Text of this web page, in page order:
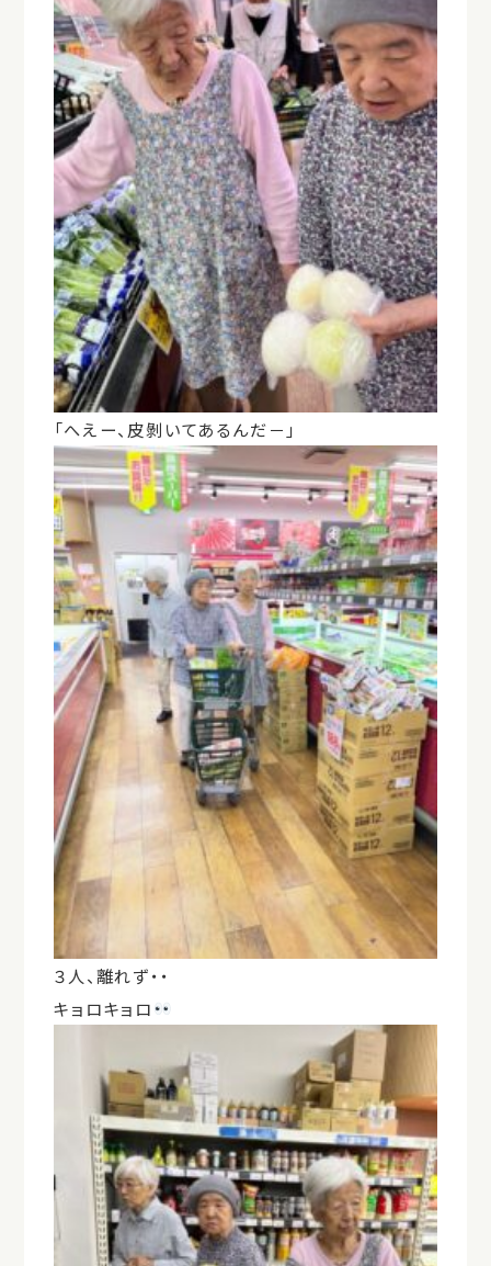
「へえー、皮剝いてあるんだ－」
３人、離れず・・
キョロキョロ